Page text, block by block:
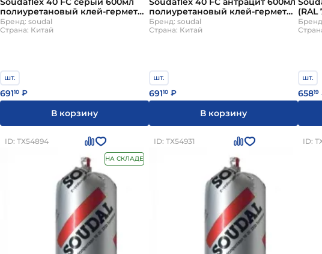
полиуретановый клей-герметик
Соудал
Бренд: soudal
Страна: Китай
шт.
69110 ₽
В корзину
полиуретановый клей-герметик
Соудал
Бренд: soudal
Страна: Китай
шт.
69110 ₽
В корзину
(RAL
шт.
65819
ID: ТХ54894
НА СКЛАДЕ
ID: ТХ54931 ID: